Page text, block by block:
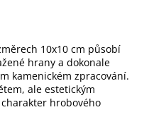
10x10 cm působí
hrany a dokonale
kamenickém zpracování.
ale estetickým
hrobového